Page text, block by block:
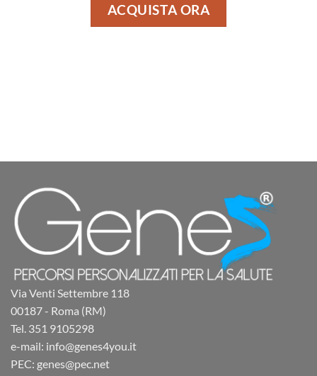
ACQUISTA ORA
Via Venti Settembre 118
00187 - Roma (RM)
Tel. 351 9105298
e-mail: info@genes4you.it
PEC: genes@pec.net